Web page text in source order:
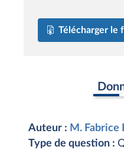
Télécharger le
Auteur : M. Fabrice
Type de question :